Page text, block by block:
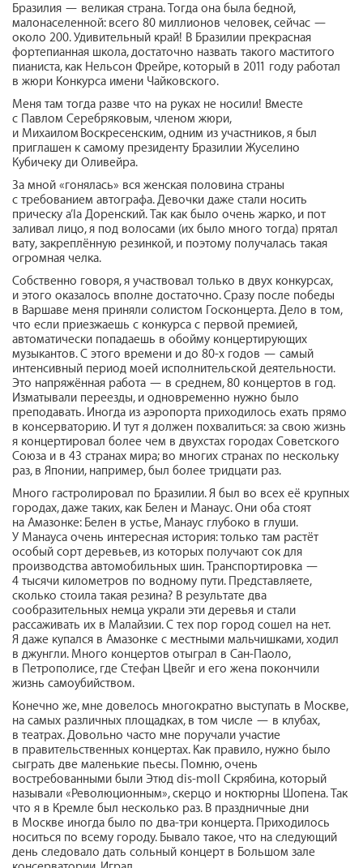
Бразилия — великая страна. Тогда она была бедной,
малонаселенной: всего 80 миллионов человек, сейчас —
около 200. Удивительный край! В Бразилии прекрасная
фортепианная школа, достаточно назвать такого маститого
пианиста, как Нельсон Фрейре, который в 2011 году работал
в жюри Конкурса имени Чайковского.
Меня там тогда разве что на руках не носили! Вместе
с Павлом Серебряковым, членом жюри,
и Михаилом Воскресенским, одним из участников, я был
приглашен к самому президенту Бразилии Жуселино
Кубичеку ди Оливейра.
За мной «гонялась» вся женская половина страны
с требованием автографа. Девочки даже стали носить
прическу a’la Доренский. Так как было очень жарко, и пот
заливал лицо, я под волосами (их было много тогда) прятал
вату, закреплённую резинкой, и поэтому получалась такая
огромная челка.
Собственно говоря, я участвовал только в двух конкурсах,
и этого оказалось вполне достаточно. Сразу после победы
в Варшаве меня приняли солистом Госконцерта. Дело в том,
что если приезжаешь с конкурса с первой премией,
автоматически попадаешь в обойму концертирующих
музыкантов. С этого времени и до 80‑х годов — самый
интенсивный период моей исполнительской деятельности.
Это напряжённая работа — в среднем, 80 концертов в год.
Изматывали переезды, и одновременно нужно было
преподавать. Иногда из аэропорта приходилось ехать прямо
в консерваторию. И тут я должен похвалиться: за свою жизнь
я концертировал более чем в двухстах городах Советского
Союза и в 43 странах мира; во многих странах по нескольку
раз, в Японии, например, был более тридцати раз.
Много гастролировал по Бразилии. Я был во всех её крупных
городах, даже таких, как Белен и Манаус. Они оба стоят
на Амазонке: Белен в устье, Манаус глубоко в глуши.
У Манауса очень интересная история: только там растёт
особый сорт деревьев, из которых получают сок для
производства автомобильных шин. Транспортировка —
4 тысячи километров по водному пути. Представляете,
сколько стоила такая резина? В результате два
сообразительных немца украли эти деревья и стали
рассаживать их в Малайзии. С тех пор город сошел на нет.
Я даже купался в Амазонке с местными мальчишками, ходил
в джунгли. Много концертов отыграл в Сан-Паоло,
в Петрополисе, где Стефан Цвейг и его жена покончили
жизнь самоубийством.
Конечно же, мне довелось многократно выступать в Москве,
на самых различных площадках, в том числе — в клубах,
в театрах. Довольно часто мне поручали участие
в правительственных концертах. Как правило, нужно было
сыграть две маленькие пьесы. Помню, очень
востребованными были Этюд dis-moll Скрябина, который
называли «Революционным», скерцо и ноктюрны Шопена. Так
что я в Кремле был несколько раз. В праздничные дни
в Москве иногда было по два-три концерта. Приходилось
носиться по всему городу. Бывало такое, что на следующий
день следовало дать сольный концерт в Большом зале